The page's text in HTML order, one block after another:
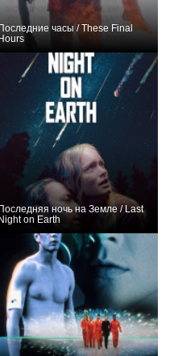
Последние часы / These Final
Hours
Последняя ночь на Земле / Last
Night on Earth